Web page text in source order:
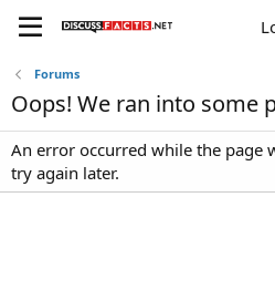
Forums
Oops! We ran into some
An error occurred while the page
try again later.